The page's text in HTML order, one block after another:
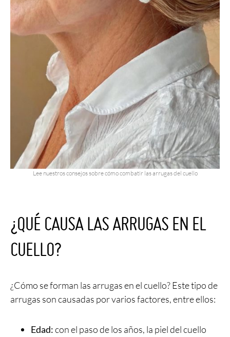
Lee nuestros consejos sobre cómo combatir las arrugas del cuello
¿QUÉ CAUSA LAS ARRUGAS EN EL
CUELLO?
¿Cómo se forman las arrugas en el cuello? Este tipo de
arrugas son causadas por varios factores, entre ellos:
Edad:con el paso de los años, la piel del cuello